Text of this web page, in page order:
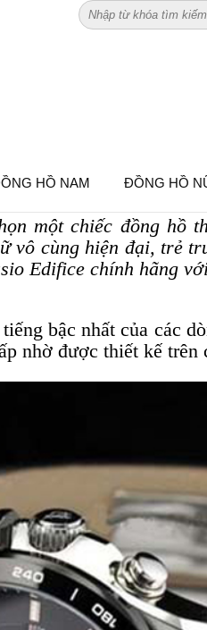
HỒ NAM ĐỒNG HỒ
– THƯƠNG
một chiếc đồng
vô cùng hiện đại, trẻ
Edifice chính hãng
bậc nhất của các
nhờ được thiết kế